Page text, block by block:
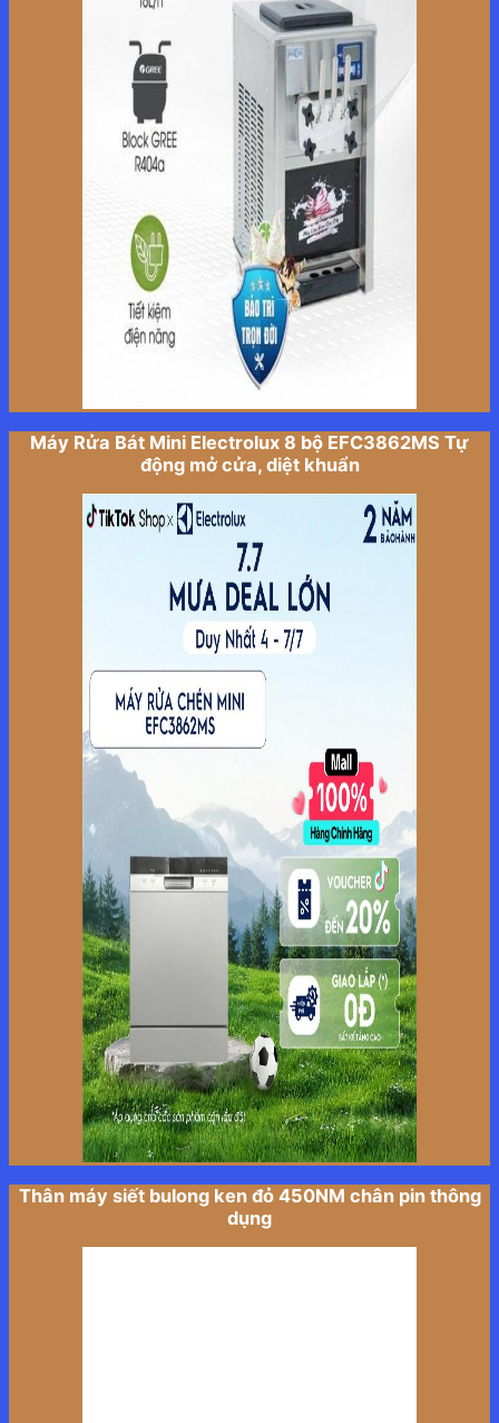
Máy Rửa Bát Mini Electrolux 8 bộ EFC3862MS Tự
động mở cửa, diệt khuẩn
Thân máy siết bulong ken đỏ 450NM chân pin thông
dụng